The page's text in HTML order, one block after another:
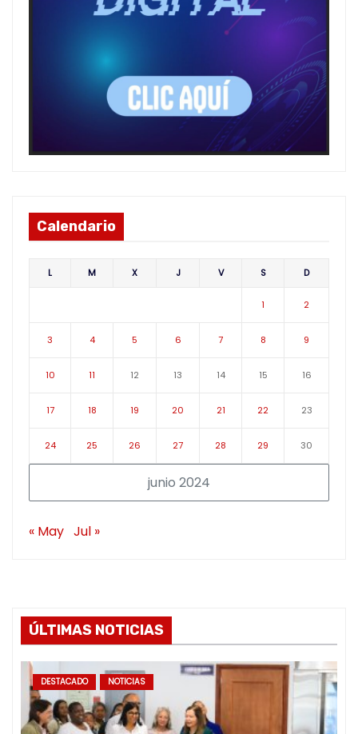
Calendario
junio 2024
L M X J V S D
1 2
3 4 5 6 7 8 9
10 11 12 13 14 15 16
17 18 19 20 21 22 23
24 25 26 27 28 29 30
« May Jul »
ÚLTIMAS NOTICIAS
DESTACADO NOTICIAS